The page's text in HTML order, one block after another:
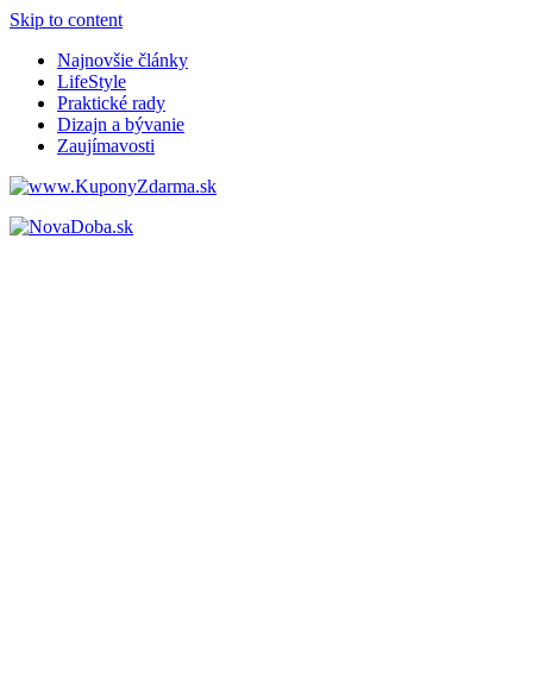
Skip to content
Najnovšie články
LifeStyle
Praktické rady
Dizajn a bývanie
Zaujímavosti